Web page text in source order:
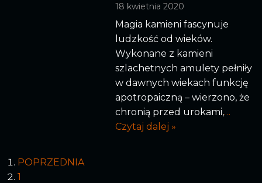
18 kwietnia 2020
Magia kamieni fascynuje
ludzkość od wieków.
Wykonane z kamieni
szlachetnych amulety pełniły
w dawnych wiekach funkcję
apotropaiczną – wierzono, że
chronią przed urokami,…
Czytaj dalej »
POPRZEDNIA
1